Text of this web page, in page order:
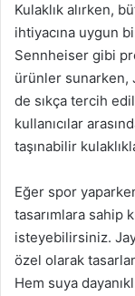
Kulaklık alırken,
ihtiyacına uygun
Sennheiser gibi
ürünler sunarken,
de sıkça tercih
kullanıcılar
taşınabilir
Eğer spor
tasarımlara sahip
isteyebilirsiniz.
özel olarak
Hem suya